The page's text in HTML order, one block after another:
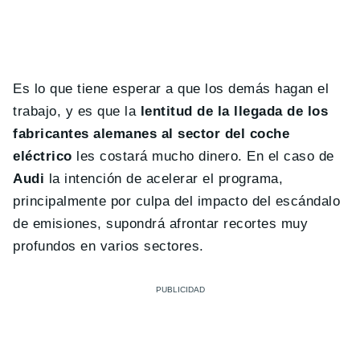
Es lo que tiene esperar a que los demás hagan el
trabajo, y es que la lentitud de la llegada de los
fabricantes alemanes al sector del coche
eléctrico les costará mucho dinero. En el caso de
Audi la intención de acelerar el programa,
principalmente por culpa del impacto del escándalo
de emisiones, supondrá afrontar recortes muy
profundos en varios sectores.